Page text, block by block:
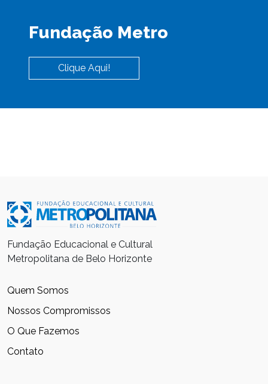
Fundação Metro
Clique Aqui!
Fundação Educacional e Cultural
Metropolitana de Belo Horizonte
Quem Somos
Nossos Compromissos
O Que Fazemos
Contato